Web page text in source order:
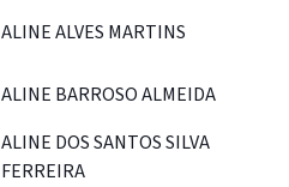
ALINE ALVES MARTINS
ALINE BARROSO ALMEIDA
ALINE DOS SANTOS SILVA
FERREIRA